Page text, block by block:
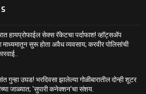
हायप्रोफाईल सेक्स रॅकेटचा पर्दाफाश! व्हॉट्सअ‍ॅप
माध्यमातून सुरू होता अवैध व्यवसाय; करवीर पोलिसांची
गुन्हा उघड! भरदिवसा झालेल्या गोळीबारातील दोन्ही शूटर
जाळ्यात; 'सुपारी कनेक्शन'चा संशय.